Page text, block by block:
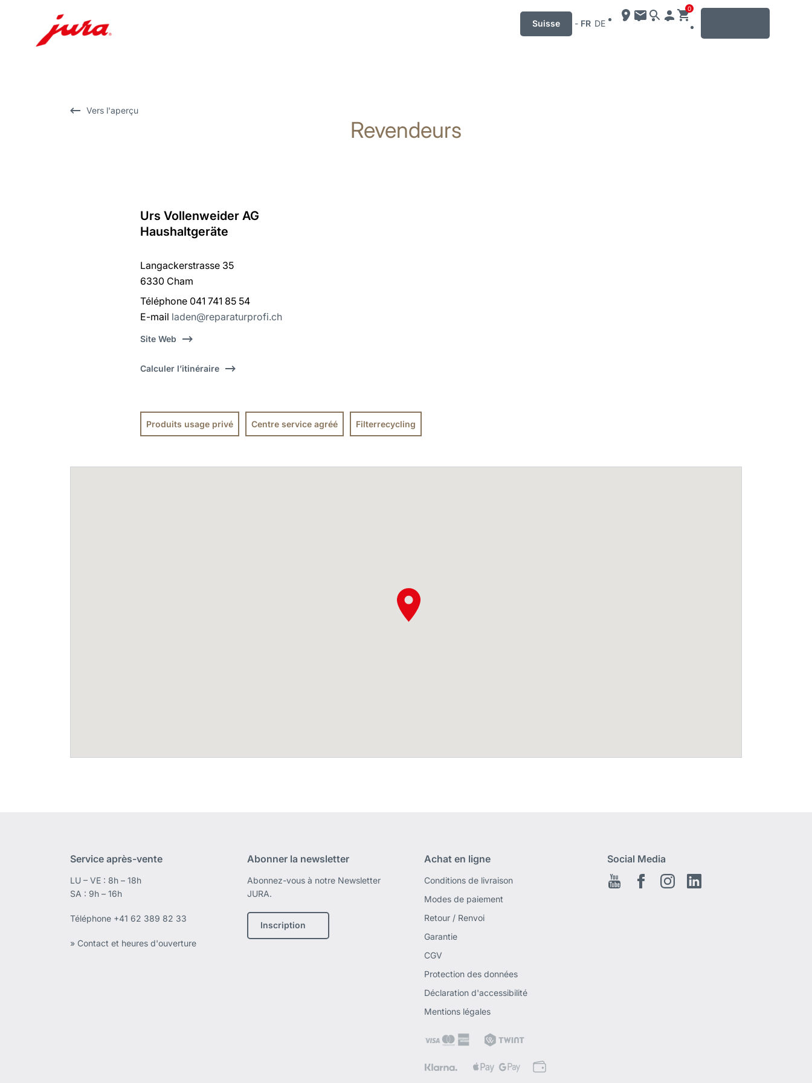
Suisse - FR DE
0
Vers l'aperçu
Revendeurs
Revenir
Urs Vollenweider AG
Haushaltgeräte
Langackerstrasse 35
6330 Cham
Téléphone 041 741 85 54
E-mail laden@reparaturprofi.ch
Site Web
Calculer l’itinéraire
Produits usage privé Centre service agréé Filterrecycling
Service après-vente
LU – VE : 8h – 18h
SA : 9h – 16h
Téléphone +41 62 389 82 33
» Contact et heures d'ouverture
Abonner la newsletter
Abonnez-vous à notre Newsletter
JURA.
Inscription
Achat en ligne
Conditions de livraison
Modes de paiement
Retour / Renvoi
Garantie
CGV
Protection des données
Déclaration d'accessibilité
Mentions légales
Social Media
Youtube FacebookInstagram